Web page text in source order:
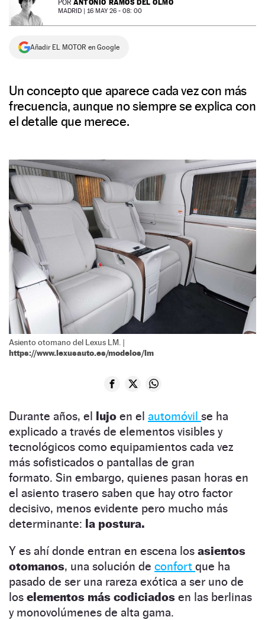
NEWSLETTER
SÍGUENOS
POR ANTONIO RAMOS DEL OLMO
MADRID | 16 MAY 26 - 08: 00
Añadir EL MOTOR en Google
Un concepto que aparece cada vez con más
frecuencia, aunque no siempre se explica con
el detalle que merece.
Asiento otomano del Lexus LM. |
https://www.lexusauto.es/modelos/lm
Durante años, el lujo en el automóvil se ha
explicado a través de elementos visibles y
tecnológicos como equipamientos cada vez
más sofisticados o pantallas de gran
formato. Sin embargo, quienes pasan horas en
el asiento trasero saben que hay otro factor
decisivo, menos evidente pero mucho más
determinante: la postura.
Y es ahí donde entran en escena los asientos
otomanos, una solución de confort que ha
pasado de ser una rareza exótica a ser uno de
los elementos más codiciados en las berlinas
y monovolúmenes de alta gama.